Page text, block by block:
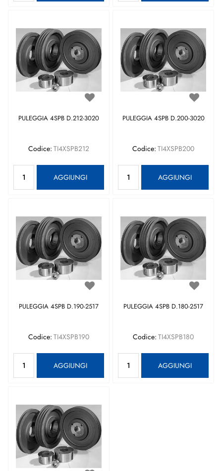
PULEGGIA 4SPB D.212-3020
Codice: TI4XSPB212
AGGIUNGI
PULEGGIA 4SPB D.200-3020
Codice: TI4XSPB200
AGGIUNGI
PULEGGIA 4SPB D.190-2517
Codice: TI4XSPB190
AGGIUNGI
PULEGGIA 4SPB D.180-2517
Codice: TI4XSPB180
AGGIUNGI